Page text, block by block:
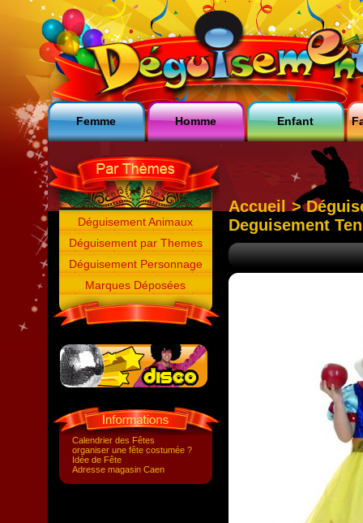
Femme Homme Enfant
Déguisement Animaux
Déguisement par Themes
Déguisement Personnage
Marques Déposées
Calendrier des Fêtes
organiser une fête costumée ?
Idée de Fête
Adresse magasin Caen
Accueil >
Deguisement